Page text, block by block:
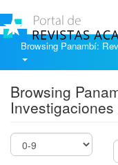
Browsing Panambí:
Browsing